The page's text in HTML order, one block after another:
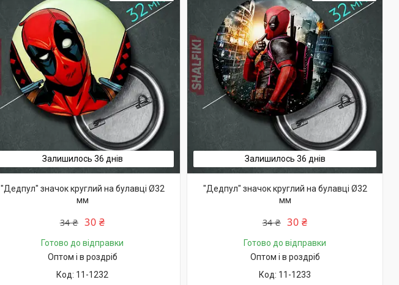
Залишилось 36 днів
"Дедпул" значок круглий на булавці Ø32
мм
34 ₴ 30 ₴
Готово до відправки
Оптом і в роздріб
11-1232
Залишилось 36 днів
"Дедпул" значок круглий на булавці Ø32
мм
34 ₴ 30 ₴
Готово до відправки
Оптом і в роздріб
11-1233